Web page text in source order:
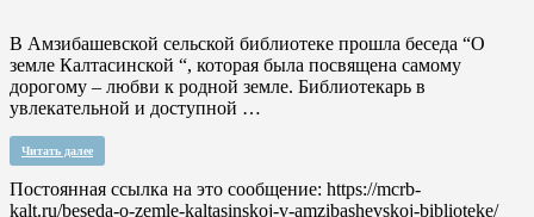
В Амзибашевской сельской библиотеке прошла беседа “О
земле Калтасинской “, которая была посвящена самому
дорогому – любви к родной земле. Библиотекарь в
увлекательной и доступной …
Читать далее
Постоянная ссылка на это сообщение: https://mcrb-
kalt.ru/beseda-o-zemle-kaltasinskoj-v-amzibashevskoj-biblioteke/